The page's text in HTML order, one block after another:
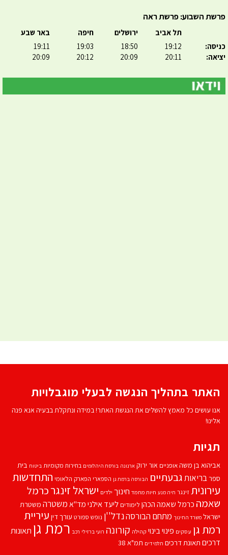
פרשת השבוע: פרשת ראה
כניסה:
יציאה:
תל אביב
19:12
20:11
ירושלים
18:50
20:09
חיפה
19:03
20:12
באר שבע
19:11
20:09
האתר בתהליך הנגשה לבעלי מוגבלויות
אנו עושים כל מאמץ להשלים את הנגשת האתר! במידה ונתקלת בבעיה אנא פנה
אלינו!
תגיות
אביהוא בן משהאופניים אור ירוק ארנונה בורסת היהלומים בחירות מקומיות ביטוח בית
ספרבריאותגבעתיים הבורסה ברמת גן הספארי הפארק הלאומי התחדשות
עירוניתזינגר חיה מנע חיות מחמד חינוך ילדים ישראל זינגרכרמל
שאמה כרמל שאמה הכהן לימודים ליעד אילנימד''אמשטרה משטרת
ישראל משרד החינוך מתחם הבורסהנדל''ן נופש ספורט עורך דין עיריית
רמת גן עסקים פינוי בינוי קהילה קורונה רועי ברזילי רכב רמת גן תאונות
דרכים תאונת דרכים תלמידים תמ"א 38